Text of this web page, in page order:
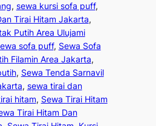
, sewa kursi sofa puff
Tirai Hitam Jakarta
Putih Area Ulujami
sofa puff, Sewa Sofa
Filamin Area Jakarta
, Sewa Tenda Sarnavil
, sewa tirai dan
hitam, Sewa Tirai Hitam
Tirai Hitam Dan